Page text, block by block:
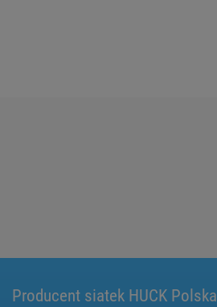
Producent siatek HUCK Polska